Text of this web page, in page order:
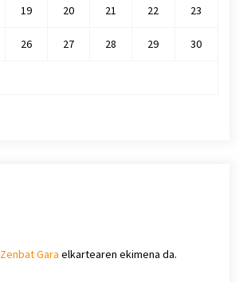
19 20 21 22 23
26 27 28 29 30
Zenbat Gara elkartearen ekimena da.